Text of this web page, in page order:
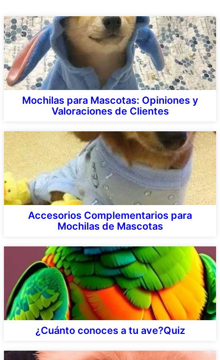
Mochilas para Mascotas: Opiniones y
Valoraciones de Clientes
Accesorios Complementarios para
Mochilas de Mascotas
¿Cuánto conoces a tu ave?Quiz